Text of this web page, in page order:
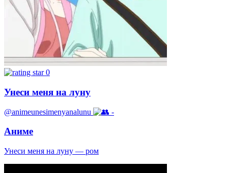
0
Унеси меня на луну
@animeunesimenyanalunu -
Аниме
Унеси меня на луну — ром